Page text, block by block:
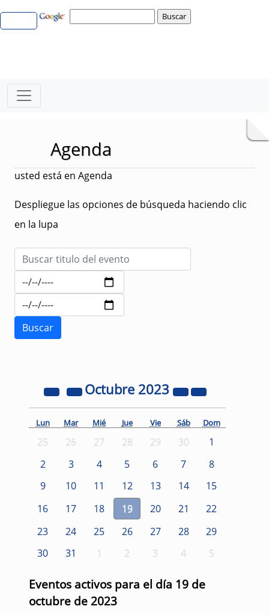
Agenda
usted está en Agenda
Despliegue las opciones de búsqueda haciendo clic
en la lupa
Octubre 2023
Lun Mar Mié Jue Vie Sáb Dom
25 26 27 28 29 30
1
2
3 4 5 6 7
8
9
10 11 12 13 14
15
16
17 18 19 20 21
22
23
24 25 26 27 28
29
30
31 1 2 3 4 5
Eventos activos para el día 19 de
octubre de 2023